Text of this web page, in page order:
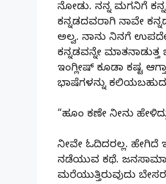
ನೋಡು. ನನ್ನ ಮಗನಿಗೆ
ಕನ್ನಡದವರಾಗಿ ನಾವೇ
ಅಲ್ವ. ನಾನು ನಿನಗೆ
ಕನ್ನಡವನ್ನೇ
ಇಂಗ್ಲೀಷ್ ಕೂಡಾ ಕಷ್ಟ
ಭಾಷೆಗಳನ್ನು
“ಹೂಂ ಕಣೇ ನೀನು
ನೀವೇ ಓದಿದರಲ್ಲ.
ನಡೆಯುವ ಕಥೆ.
ಮರೆಯುತ್ತಿರುವುದು